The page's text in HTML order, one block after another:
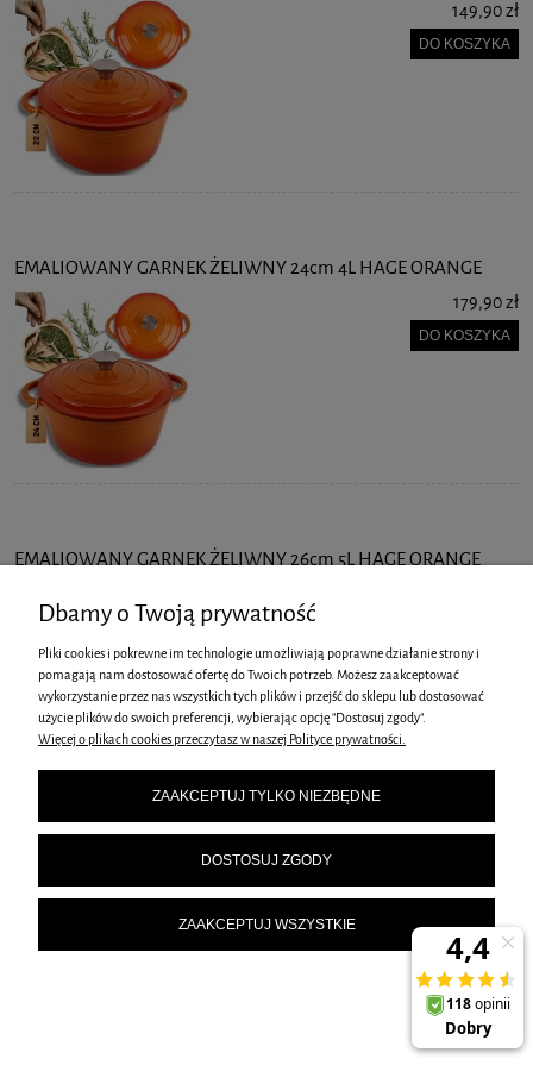
149,90 zł
DO KOSZYKA
EMALIOWANY GARNEK ŻELIWNY 24cm 4L HAGE ORANGE
179,90 zł
DO KOSZYKA
EMALIOWANY GARNEK ŻELIWNY 26cm 5L HAGE ORANGE
EMALIOWANY GARNEK ŻELIWNY PŁASKI 30cm 3L HAGE SEA
SALT
219,90 zł
DO KOSZYKA
Dbamy o Twoją prywatność
Pliki cookies i pokrewne im technologie umożliwiają poprawne działanie strony i
pomagają nam dostosować ofertę do Twoich potrzeb. Możesz zaakceptować
wykorzystanie przez nas wszystkich tych plików i przejść do sklepu lub dostosować
użycie plików do swoich preferencji, wybierając opcję "Dostosuj zgody".
Więcej o plikach cookies przeczytasz w naszej Polityce prywatności.
ZAAKCEPTUJ TYLKO NIEZBĘDNE
DOSTOSUJ ZGODY
ZAAKCEPTUJ WSZYSTKIE